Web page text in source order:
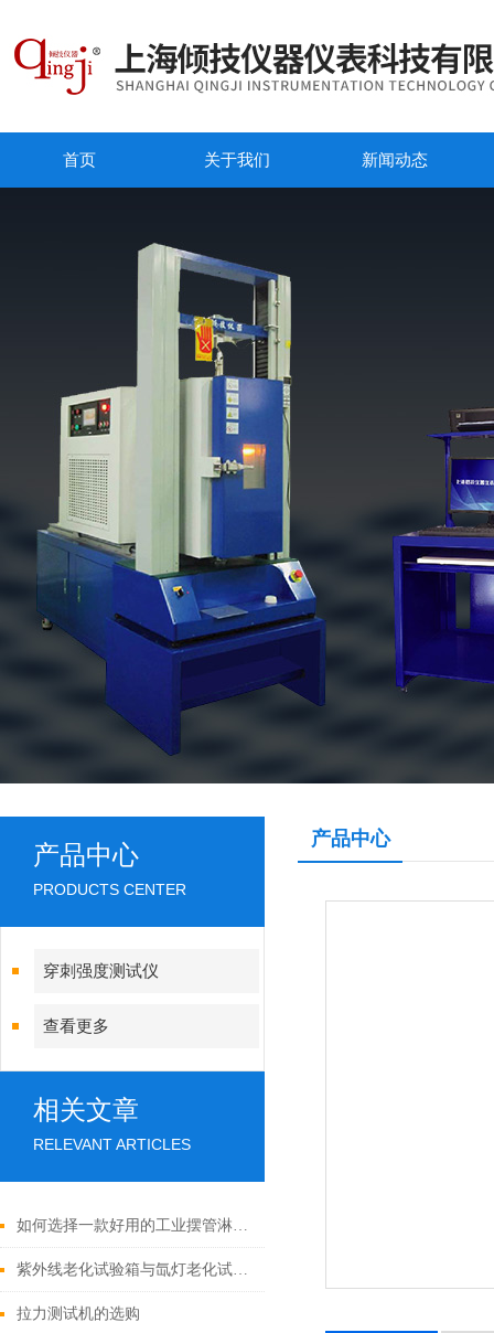
首页 关于我们 新闻动态
产品中心
PRODUCTS CENTER
穿刺强度测试仪
查看更多
相关文章
RELEVANT ARTICLES
如何选择一款好用的工业摆管淋雨试验机？
紫外线老化试验箱与氙灯老化试验箱的区别
拉力测试机的选购
产品中心